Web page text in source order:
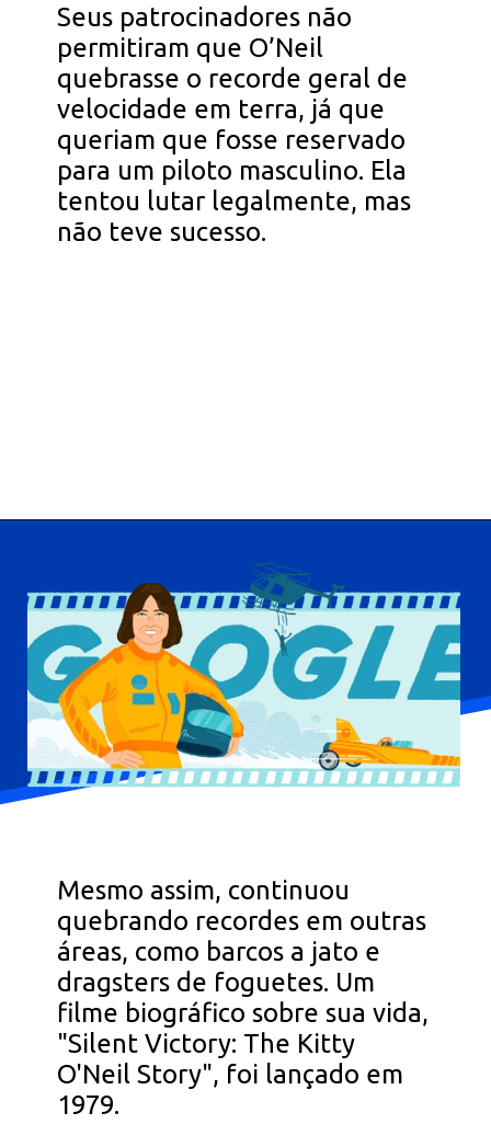
Seus patrocinadores não
permitiram que O’Neil
quebrasse o recorde geral de
velocidade em terra, já que
queriam que fosse reservado
para um piloto masculino. Ela
tentou lutar legalmente, mas
não teve sucesso.
Mesmo assim, continuou
quebrando recordes em outras
áreas, como barcos a jato e
dragsters de foguetes. Um
filme biográfico sobre sua vida,
"Silent Victory: The Kitty
O'Neil Story", foi lançado em
1979.